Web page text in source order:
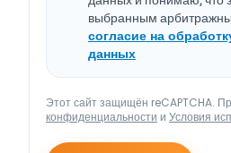
выбранным
согласие на
данных
Этот сайт защищён reCAPTCHA.
конфиденциальности и Условия